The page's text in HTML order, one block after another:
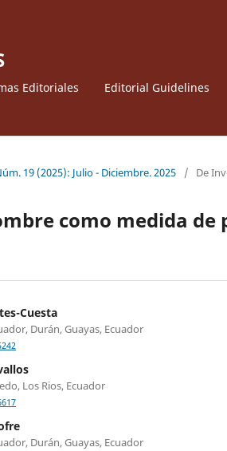
Editoriales Editorial Guidelines
19 (2025): Julio - Diciembre. 2025 / De
como medida
Cuesta
Durán, Guayas, Ecuador
Los Rios, Ecuador
Durán, Guayas, Ecuador